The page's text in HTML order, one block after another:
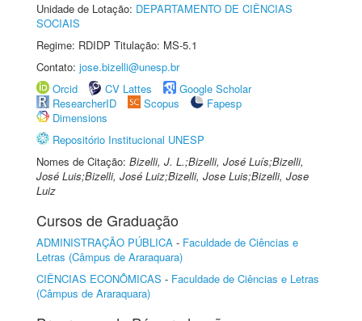
Unidade de Lotação: DEPARTAMENTO DE CIÊNCIAS
SOCIAIS
Regime: RDIDP Titulação: MS-5.1
Contato: jose.bizelli@unesp.br
Orcid
CV Lattes
Google Scholar
ResearcherID
Scopus
Fapesp
Dimensions
Repositório Institucional UNESP
Nomes de Citação: Bizelli, J. L.;Bizelli, José Luís;Bizelli,
José Luis;Bizelli, José Luiz;Bizelli, Jose Luis;Bizelli, Jose
Luiz
Cursos de Graduação
ADMINISTRAÇÃO PÚBLICA - Faculdade de Ciências e
Letras (Câmpus de Araraquara)
CIÊNCIAS ECONÔMICAS - Faculdade de Ciências e Letras
(Câmpus de Araraquara)